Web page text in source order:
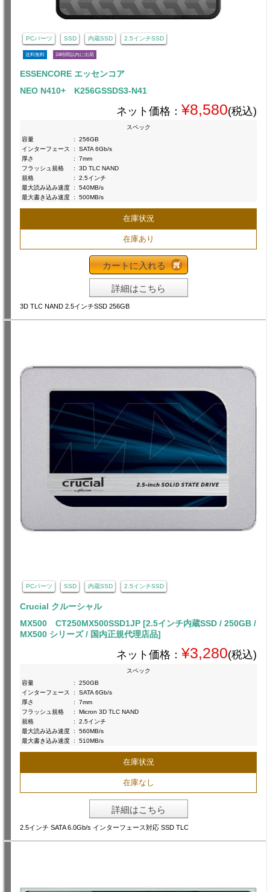
PCパーツ SSD 内蔵SSD 2.5インチSSD
送料無料 24時間以内に出荷
ESSENCORE エッセンコア
NEO N410+ K256GSSDS3-N41
ネット価格： ¥8,580(税込)
スペック
容量
:
256GB
インターフェース
:
SATA 6Gb/s
厚さ
:
7mm
フラッシュ規格
:
3D TLC NAND
規格
:
2.5インチ
最大読み込み速度 :
540MB/s
最大書き込み速度 : 500MB/s
在庫状況
在庫あり
カートに入れる
詳細はこちら
3D TLC NAND 2.5インチSSD 256GB
PCパーツ SSD 内蔵SSD 2.5インチSSD
Crucial クルーシャル
MX500 CT250MX500SSD1JP [2.5インチ内蔵SSD / 250GB /
MX500 シリーズ / 国内正規代理店品]
ネット価格： ¥3,280(税込)
スペック
容量
:
250GB
インターフェース
:
SATA 6Gb/s
厚さ
:
7mm
フラッシュ規格
:
Micron 3D TLC NAND
規格
:
2.5インチ
最大読み込み速度 :
560MB/s
最大書き込み速度 : 510MB/s
在庫状況
在庫なし
詳細はこちら
2.5インチ SATA 6.0Gb/s インターフェース対応 SSD TLC